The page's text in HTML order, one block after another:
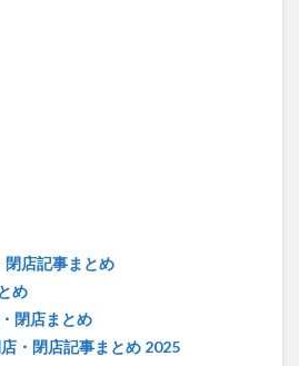
閉店記事まとめ
め
閉店まとめ
・閉店記事まとめ 2025